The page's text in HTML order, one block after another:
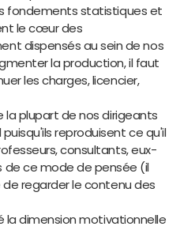
fondements statistiques et
le cœur des
dispensés au sein de nos
la production, il faut
les charges, licencier,
la plupart de nos dirigeants
reproduisent ce qu'il
consultants, eux-
ce mode de pensée (il
regarder le contenu des
la dimension motivationnelle